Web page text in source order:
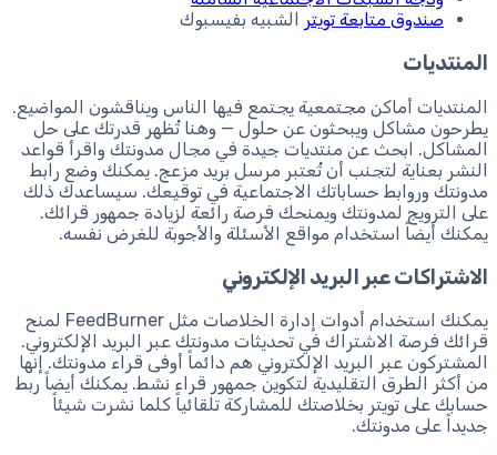
صندوق متابعة تويتر
الشبيه بفيسبوك
المنتديات
المنتديات أماكن مجتمعية يجتمع فيها الناس ويناقشون المواضيع.
يطرحون مشاكل ويبحثون عن حلول — وهنا تُظهر قدرتك على حل
المشاكل. ابحث عن منتديات جيدة في مجال مدونتك واقرأ قواعد
النشر بعناية لتجنب أن تُعتبر مرسل بريد مزعج. يمكنك وضع رابط
مدونتك وروابط حساباتك الاجتماعية في توقيعك. سيساعدك ذلك
على الترويج لمدونتك ويمنحك فرصة رائعة لزيادة جمهور قرائك.
يمكنك أيضاً استخدام مواقع الأسئلة والأجوبة للغرض نفسه.
الاشتراكات عبر البريد الإلكتروني
يمكنك استخدام أدوات إدارة الخلاصات مثل FeedBurner لمنح
قرائك فرصة الاشتراك في تحديثات مدونتك عبر البريد الإلكتروني.
المشتركون عبر البريد الإلكتروني هم دائماً أوفى قراء مدونتك. إنها
من أكثر الطرق التقليدية لتكوين جمهور قراء نشط. يمكنك أيضاً ربط
حسابك على تويتر بخلاصتك للمشاركة تلقائياً كلما نشرت شيئاً
جديداً على مدونتك.